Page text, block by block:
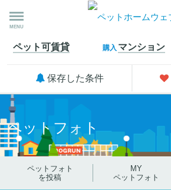
MENU
ペット可賃貸 購入 マンション
保存した条件
ペットフォト
ペットフォト
を投稿
MY
ペットフォト